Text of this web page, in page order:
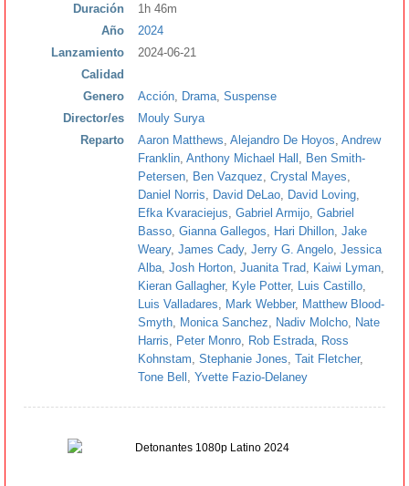
Duración
1h 46m
Año
2024
Lanzamiento
2024-06-21
Calidad
Genero
Acción Drama Suspense
Director/es
Mouly Surya
Reparto
Aaron Matthews Alejandro De Hoyos Andrew
Franklin Anthony Michael Hall
Ben Smith-
Petersen
Ben Vazquez Crystal Mayes
Daniel Norris
David DeLao David Loving
Efka Kvaraciejus Gabriel Armijo Gabriel
Basso Gianna Gallegos Hari Dhillon Jake
Weary, James Cady, Jerry G. Angelo Jessica
Alba Josh Horton Juanita Trad Kaiwi Lyman
Kieran Gallagher, Kyle Potter, Luis Castillo
Luis Valladares
Mark Webber, Matthew Blood-
Smyth
Monica Sanchez Nadiv Molcho
Nate
Harris
Peter Monro Rob Estrada
Ross
Kohnstam Stephanie Jones Tait Fletcher,
Tone Bell
Yvette Fazio-Delaney